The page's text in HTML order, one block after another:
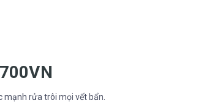
mạnh rửa trôi mọi vết bẩn.